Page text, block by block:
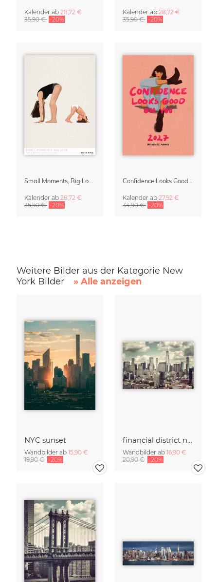
Kalender ab 28,72 €
35,90 € -20%
Kalender ab 28,72 €
35,90 € -20%
Small Moments, Big Love – Mutterschaftskalender von Giselle Dekel
Kalender ab 28,72 €
35,90 € -20%
Confidence Looks Good On You Kalender 2027
Kalender ab 27,92 €
34,90 € -20%
Weitere Bilder aus der Kategorie New
York Bilder
» Alle anzeigen
NYC sunset
Wandbilder ab 15,90 €
19,90 € -20%
financial district no. 01
Wandbilder ab 16,90 €
20,90 € -20%